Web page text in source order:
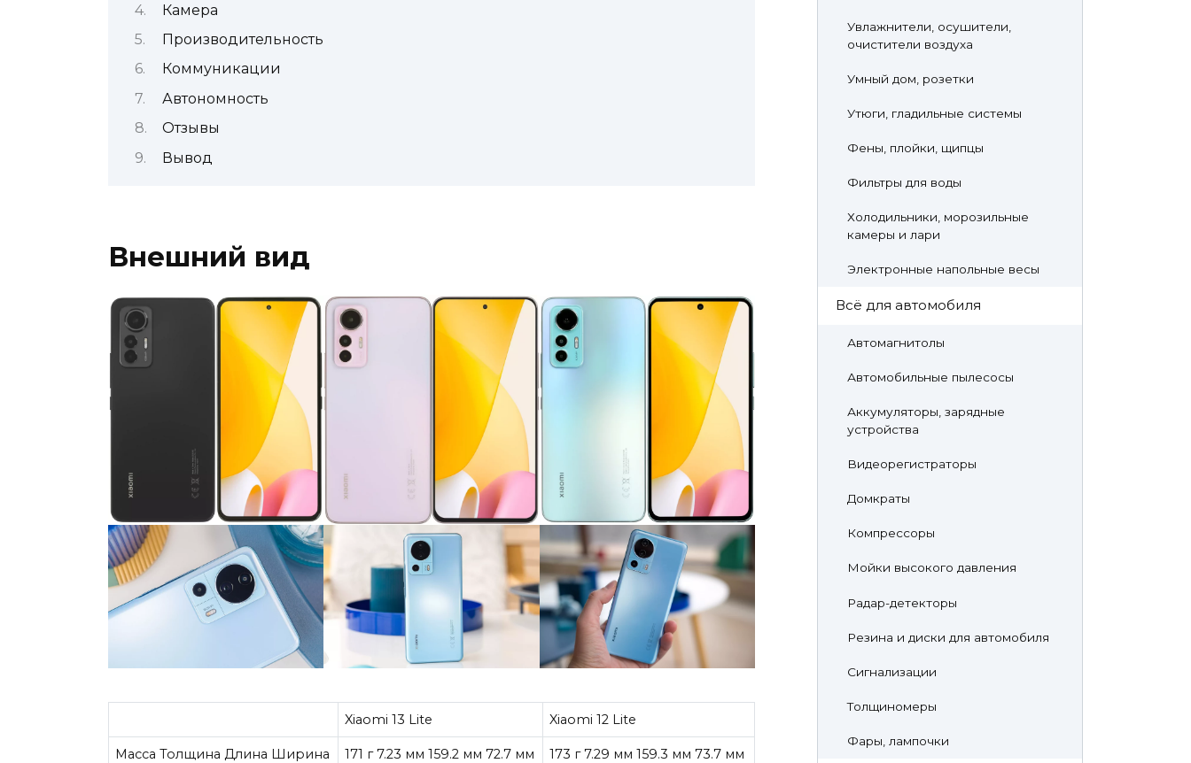
Камера
Производительность
Коммуникации
Автономность
Отзывы
Вывод
Внешний вид
Xiaomi 13 Lite Xiaomi 12 Lite
Масса Толщина Длина Ширина 171 г 7.23 мм 159.2 мм 72.7 мм 173 г 7.29 мм 159.3 мм 73.7 мм
Увлажнители, осушители,
очистители воздуха
Умный дом, розетки
Утюги, гладильные системы
Фены, плойки, щипцы
Фильтры для воды
Холодильники, морозильные
камеры и лари
Электронные напольные весы
Всё для автомобиля
Автомагнитолы
Автомобильные пылесосы
Аккумуляторы, зарядные
устройства
Видеорегистраторы
Домкраты
Компрессоры
Мойки высокого давления
Радар-детекторы
Резина и диски для автомобиля
Сигнализации
Толщиномеры
Фары, лампочки